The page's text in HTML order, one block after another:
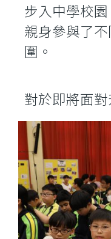
步入中學校
親身參與了
圍。
對於即將面